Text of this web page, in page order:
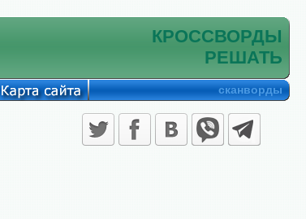
КРОССВОРДЫ
РЕШАТЬ
сканворды